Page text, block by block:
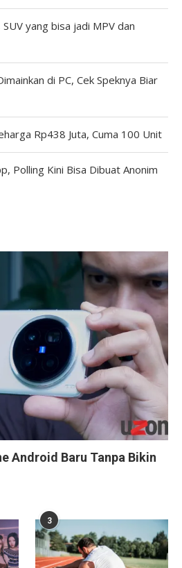
yang bisa jadi MPV dan
di PC, Cek Speknya Biar
Rp438 Juta, Cuma 100 Unit
Polling Kini Bisa Dibuat Anonim
Android Baru Tanpa Bikin
3